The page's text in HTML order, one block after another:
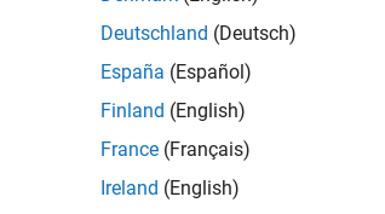
Deutschland (Deutsch)
España (Español)
Finland (English)
France (Français)
Ireland (English)